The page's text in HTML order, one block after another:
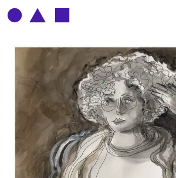
CLAUDE
BIOGRAPHIE
CATALOGUE DES